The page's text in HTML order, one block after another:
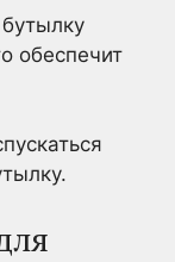
обеспечит